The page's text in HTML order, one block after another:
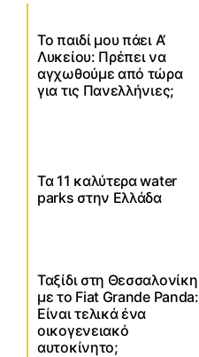
Το παιδί μου πάει Α’
Λυκείου: Πρέπει να
αγχωθούμε από τώρα
για τις Πανελλήνιες;
Τα 11 καλύτερα water
parks στην Ελλάδα
Ταξίδι στη Θεσσαλονίκη
με το Fiat Grande Panda:
Είναι τελικά ένα
οικογενειακό
αυτοκίνητο;